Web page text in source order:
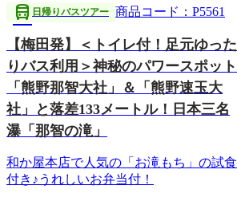
directions_bus 日帰りバスツアー 商品コード：P5561
【梅田発】＜トイレ付！足元ゆった
りバス利用＞神秘のパワースポット
「熊野那智大社」＆「熊野速玉大
社」と落差133メートル！日本三名
瀑「那智の滝」
和か屋本店で人気の「お滝もち」の試食
付き♪うれしいお弁当付！